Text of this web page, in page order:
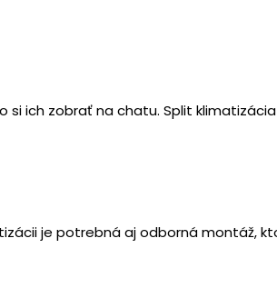
ich zobrať na chatu. Split
je potrebná aj odborná montáž,